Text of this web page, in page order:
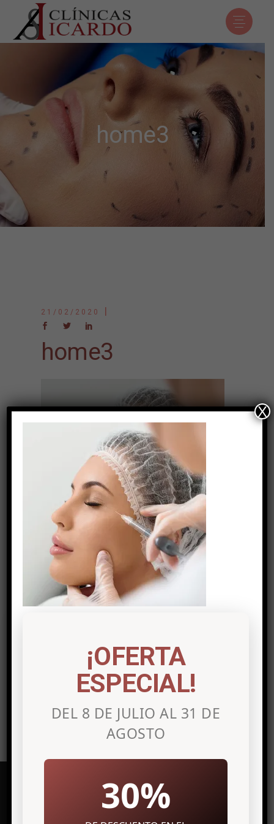
home3
21/02/2020
home3
publicar un comentario.
¡OFERTA
ESPECIAL!
DEL 8 DE JULIO AL 31 DE
AGOSTO
30%
X